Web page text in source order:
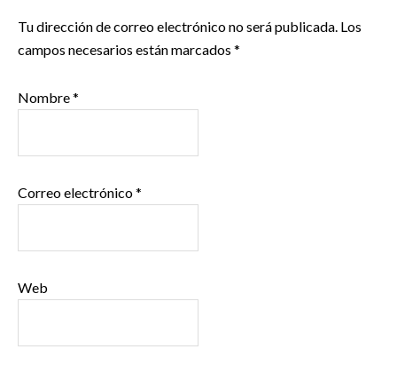
Tu dirección de correo electrónico no será publicada. Los
campos necesarios están marcados *
Nombre*
Correo electrónico*
Web